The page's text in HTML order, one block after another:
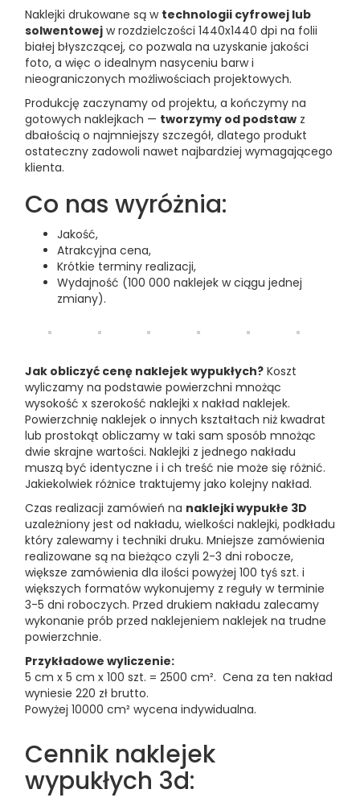
Naklejki drukowane są w technologii cyfrowej lub
solwentowej w rozdzielczości 1440x1440 dpi na folii
białej błyszczącej, co pozwala na uzyskanie jakości
foto, a więc o idealnym nasyceniu barw i
nieograniczonych możliwościach projektowych.
Produkcję zaczynamy od projektu, a kończymy na
gotowych naklejkach — tworzymy od podstaw z
dbałością o najmniejszy szczegół, dlatego produkt
ostateczny zadowoli nawet najbardziej wymagającego
klienta.
Co nas wyróżnia:
Jakość,
Atrakcyjna cena,
Krótkie terminy realizacji,
Wydajność (100 000 naklejek w ciągu jednej
zmiany).
Jak obliczyć cenę naklejek wypukłych? Koszt
wyliczamy na podstawie powierzchni mnożąc
wysokość x szerokość naklejki x nakład naklejek.
Powierzchnię naklejek o innych kształtach niż kwadrat
lub prostokąt obliczamy w taki sam sposób mnożąc
dwie skrajne wartości. Naklejki z jednego nakładu
muszą być identyczne i i ch treść nie może się różnić.
Jakiekolwiek różnice traktujemy jako kolejny nakład.
Czas realizacji zamówień na naklejki wypukłe 3D
uzależniony jest od nakładu, wielkości naklejki, podkładu
który zalewamy i techniki druku. Mniejsze zamówienia
realizowane są na bieżąco czyli 2-3 dni robocze,
większe zamówienia dla ilości powyżej 100 tyś szt. i
większych formatów wykonujemy z reguły w terminie
3-5 dni roboczych. Przed drukiem nakładu zalecamy
wykonanie prób przed naklejeniem naklejek na trudne
powierzchnie.
Przykładowe wyliczenie:
5 cm x 5 cm x 100 szt. = 2500 cm². Cena za ten nakład
wyniesie 220 zł brutto.
Powyżej 10000 cm² wycena indywidualna.
Cennik naklejek
wypukłych 3d: